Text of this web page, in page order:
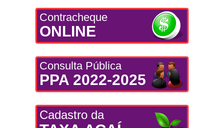
Contracheque
ONLINE
Consulta Pública
PPA 2022-2025
Cadastro da